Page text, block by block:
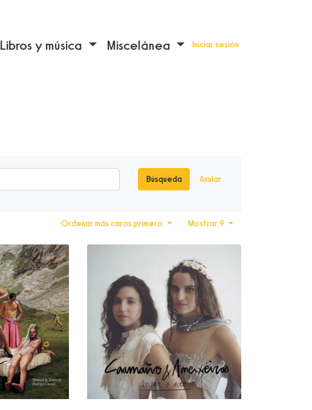
Libros y música Miscelánea Iniciar sesión
Búsqueda Anular
Mostrar 9
Ordenar más caros primero